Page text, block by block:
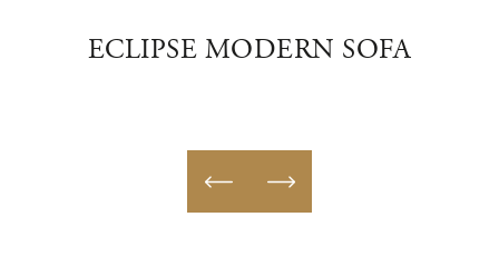
ECLIPSE MODERN SOFA